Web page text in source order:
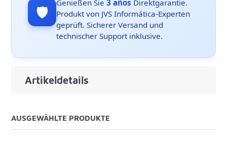
🛡️ Genießen Sie3 años Direktgarantie.
Produkt von JVS Informática-Experten
geprüft. Sicherer Versand und
technischer Support inklusive.
Artikeldetails
AUSGEWÄHLTE PRODUKTE